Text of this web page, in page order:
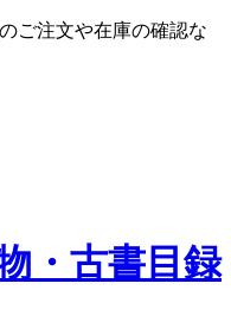
ご注文や在庫の確認な